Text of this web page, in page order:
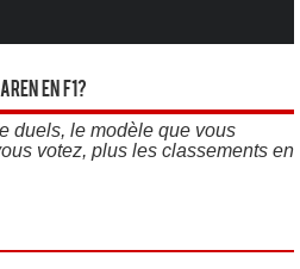
en F1?
duels, le modèle que vous
votez, plus les classements en